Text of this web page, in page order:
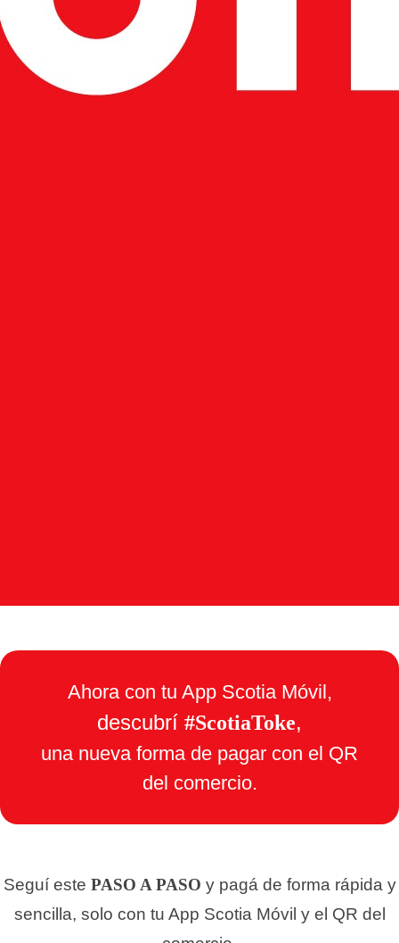
Ahora con tu App Scotia Móvil,
descubrí #ScotiaToke,
una nueva forma de pagar con el QR
del comercio.
Seguí este PASO A PASO y pagá de forma rápida y
sencilla, solo con tu App Scotia Móvil y el QR del